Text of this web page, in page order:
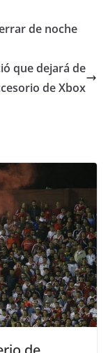
de noche
que dejará de
de Xbox